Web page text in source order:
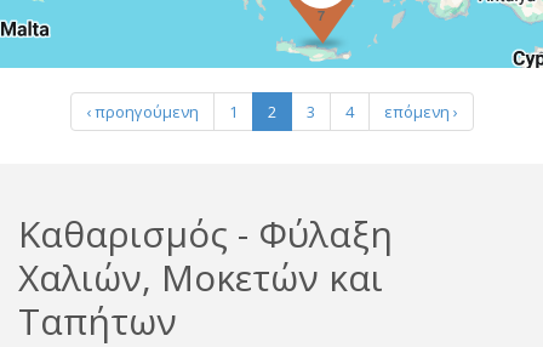
7
Google
‹ προηγούμενη 1 2 3 4 επόμενη ›
Καθαρισμός - Φύλαξη
Χαλιών, Μοκετών και
Ταπήτων